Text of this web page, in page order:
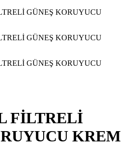
FİLTRELİ
KREM